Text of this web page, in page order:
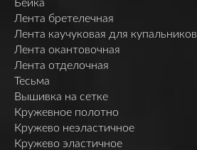
Бейка
Лента бретелечная
Лента каучуковая для купальников
Лента окантовочная
Лента отделочная
Тесьма
Вышивка на сетке
Кружевное полотно
Кружево неэластичное
Кружево эластичное